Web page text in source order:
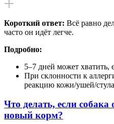
Короткий ответ: Всё равно
часто он идёт легче.
Подробно:
5–7 дней может хватить,
При склонности к
реакцию кожи/ушей/
Что делать, если собака
новый корм?